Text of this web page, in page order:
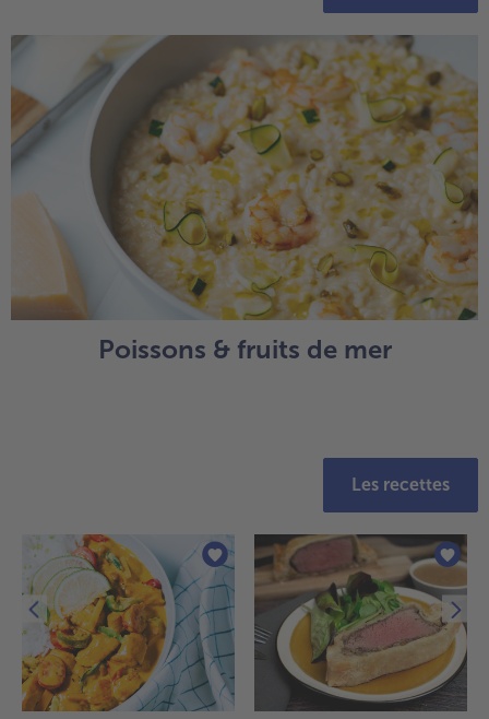
Poissons & fruits de mer
Les recettes